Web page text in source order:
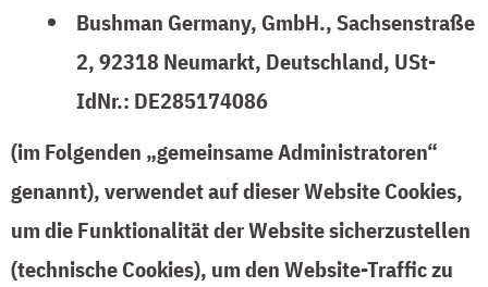
Bushman Germany, GmbH., Sachsenstraße
2, 92318 Neumarkt, Deutschland, USt-
IdNr.: DE285174086
(im Folgenden „gemeinsame Administratoren“
genannt), verwendet auf dieser Website Cookies,
um die Funktionalität der Website sicherzustellen
(technische Cookies), um den Website-Traffic zu